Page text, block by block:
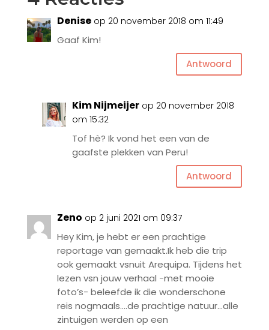
Denise op 20 november 2018 om 11:49
Gaaf Kim!
Antwoord
Kim Nijmeijer op 20 november 2018
om 15:32
Tof hè? Ik vond het een van de
gaafste plekken van Peru!
Antwoord
Zeno op 2 juni 2021 om 09:37
Hey Kim, je hebt er een prachtige
reportage van gemaakt.Ik heb die trip
ook gemaakt vsnuit Arequipa. Tijdens het
lezen vsn jouw verhaal -met mooie
foto’s- beleefde ik die wonderschone
reis nogmaals….de prachtige natuur…alle
zintuigen werden op een